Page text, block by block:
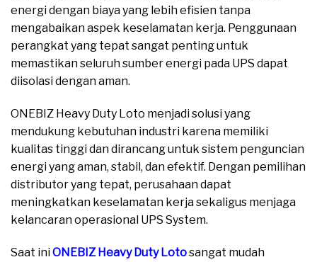
energi dengan biaya yang lebih efisien tanpa
mengabaikan aspek keselamatan kerja. Penggunaan
perangkat yang tepat sangat penting untuk
memastikan seluruh sumber energi pada UPS dapat
diisolasi dengan aman.
ONEBIZ Heavy Duty Loto menjadi solusi yang
mendukung kebutuhan industri karena memiliki
kualitas tinggi dan dirancang untuk sistem penguncian
energi yang aman, stabil, dan efektif. Dengan pemilihan
distributor yang tepat, perusahaan dapat
meningkatkan keselamatan kerja sekaligus menjaga
kelancaran operasional UPS System.
Saat iniONEBIZ Heavy Duty Lotosangat mudah